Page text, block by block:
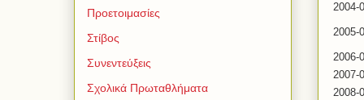
2004-
2005-
2006-
2007-
2008-
Προετοιμασίες
Στίβος
Συνεντεύξεις
Σχολικά Πρωταθλήματα